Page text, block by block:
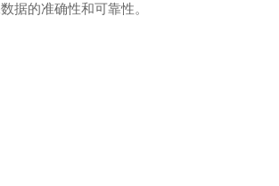
据的准确性和可靠性。